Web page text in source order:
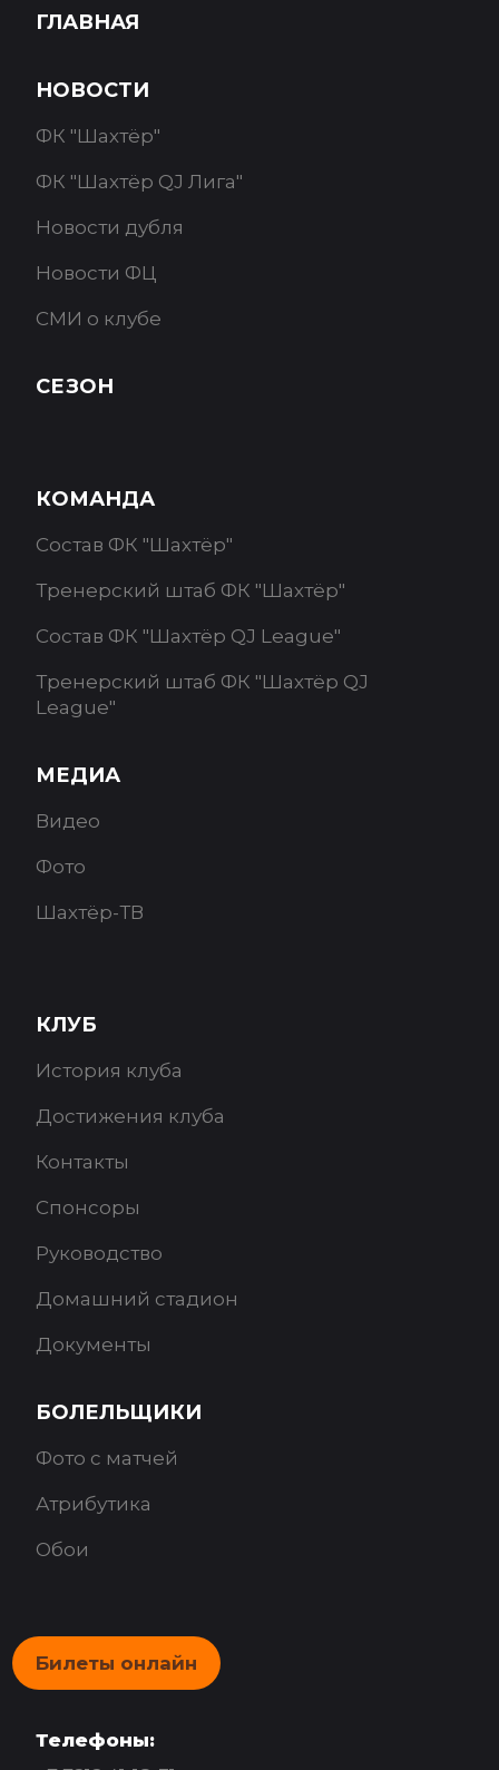
ГЛАВНАЯ
НОВОСТИ
ФК "Шахтёр"
ФК "Шахтёр QJ Лига"
Новости дубля
Новости ФЦ
СМИ о клубе
СЕЗОН
КОМАНДА
Состав ФК "Шахтёр"
Тренерский штаб ФК "Шахтёр"
Состав ФК "Шахтёр QJ League"
Тренерский штаб ФК "Шахтёр QJ
League"
МЕДИА
Видео
Фото
Шахтёр-ТВ
КЛУБ
История клуба
Достижения клуба
Контакты
Спонсоры
Руководство
Домашний стадион
Документы
БОЛЕЛЬЩИКИ
Фото с матчей
Атрибутика
Обои
Билеты онлайн
Телефоны: